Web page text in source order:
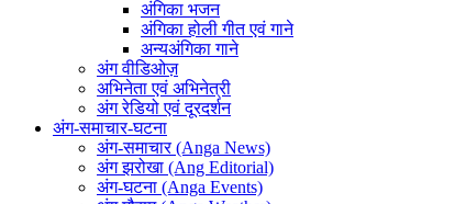
अंगिका भजन
अंगिका होली गीत एवं गाने
अन्यअंगिका गाने
अंग वीडिओज़
अभिनेता एवं अभिनेत्री
अंग रेडियो एवं दूरदर्शन
अंग-समाचार-घटना
अंग-समाचार (Anga News)
अंग झरोखा (Ang Editorial)
अंग-घटना (Anga Events)